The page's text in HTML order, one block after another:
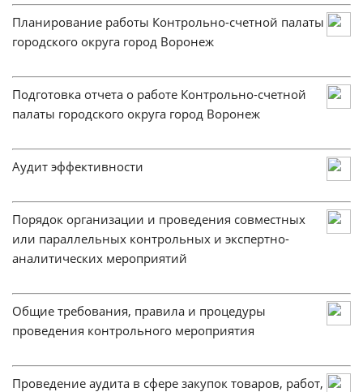
Планирование работы Контрольно-счетной палаты
городского округа город Воронеж
Подготовка отчета о работе Контрольно-счетной
палаты городского округа город Воронеж
Аудит эффективности
Порядок организации и проведения совместных
или параллельных контрольных и экспертно-
аналитических мероприятий
Общие требования, правила и процедуры
проведения контрольного мероприятия
Проведение аудита в сфере закупок товаров, работ,